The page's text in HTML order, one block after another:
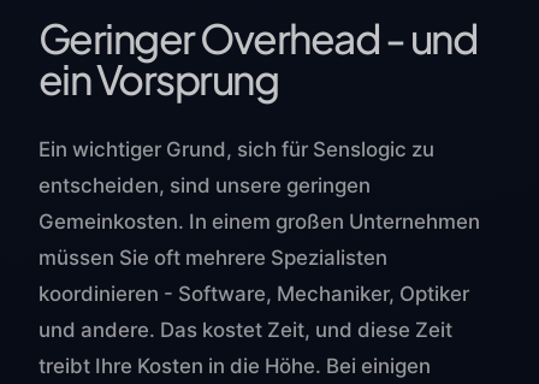
Geringer Overhead - und
ein Vorsprung
Ein wichtiger Grund, sich für Senslogic zu
entscheiden, sind unsere geringen
Gemeinkosten. In einem großen Unternehmen
müssen Sie oft mehrere Spezialisten
koordinieren - Software, Mechaniker, Optiker
und andere. Das kostet Zeit, und diese Zeit
treibt Ihre Kosten in die Höhe. Bei einigen